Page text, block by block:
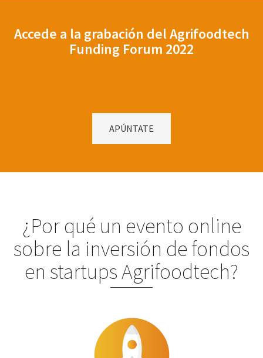
Accede a la grabación del Agrifoodtech
Funding Forum 2022
APÚNTATE
¿Por qué un evento online
sobre la inversión de fondos
en startups Agrifoodtech?